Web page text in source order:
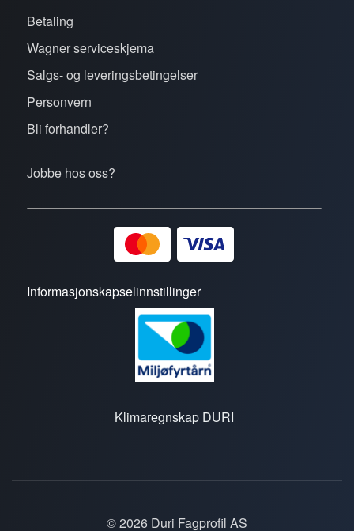
Betaling
Wagner serviceskjema
Salgs- og leveringsbetingelser
Personvern
Bli forhandler?
Jobbe hos oss?
Informasjonskapselinnstillinger
Klimaregnskap DURI
© 2026 Duri Fagprofil AS